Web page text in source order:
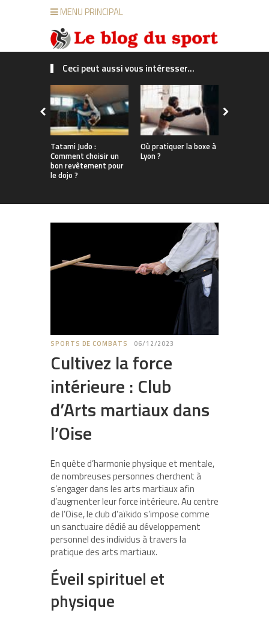
MENU PRINCIPAL
Ceci peut aussi vous intéresser...
Tatami Judo :
Comment choisir un
bon revêtement pour
le dojo ?
Où pratiquer la boxe à
Lyon ?
SPORTS DE COMBATS 06/12/2023
Cultivez la force
intérieure : Club
d’Arts martiaux dans
l’Oise
En quête d’harmonie physique et mentale,
de nombreuses personnes cherchent à
s’engager dans les arts martiaux afin
d’augmenter leur force intérieure. Au centre
de l’Oise, le club d’aïkido s’impose comme
un sanctuaire dédié au développement
personnel des individus à travers la
pratique des arts martiaux.
Éveil spirituel et
physique